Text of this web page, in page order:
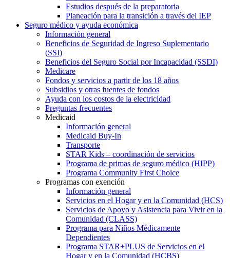
Estudios después de la preparatoria
Planeación para la transición a través del IEP
Seguro médico y ayuda económica
Información general
Beneficios de Seguridad de Ingreso Suplementario
(SSI)
Beneficios del Seguro Social por Incapacidad (SSDI)
Medicare
Fondos y servicios a partir de los 18 años
Subsidios y otras fuentes de fondos
Ayuda con los costos de la electricidad
Preguntas frecuentes
Medicaid
Información general
Medicaid Buy-In
Transporte
STAR Kids – coordinación de servicios
Programa de primas de seguro médico (HIPP)
Programa Community First Choice
Programas con exención
Información general
Servicios en el Hogar y en la Comunidad (HCS)
Servicios de Apoyo y Asistencia para Vivir en la
Comunidad (CLASS)
Programa para Niños Médicamente
Dependientes
Programa STAR+PLUS de Servicios en el
Hogar y en la Comunidad (HCBS)